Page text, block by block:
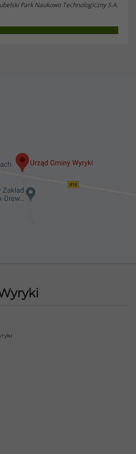
Park Naukowo Technologiczny S.A.